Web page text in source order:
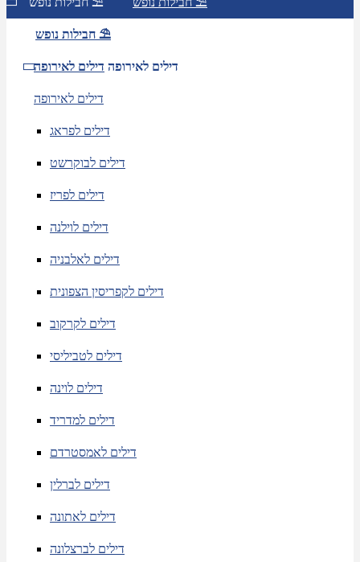
חבילות נופש ⛱
דילים לאירופה דילים לאירופה
דילים לאירופה
דילים לפראג
דילים לבוקרשט
דילים לפריז
דילים לוילנה
דילים לאלבניה
דילים לקפריסין הצפונית
דילים לקרקוב
דילים לטביליסי
דילים לוינה
דילים למדריד
דילים לאמסטרדם
דילים לברלין
דילים לאתונה
דילים לברצלונה